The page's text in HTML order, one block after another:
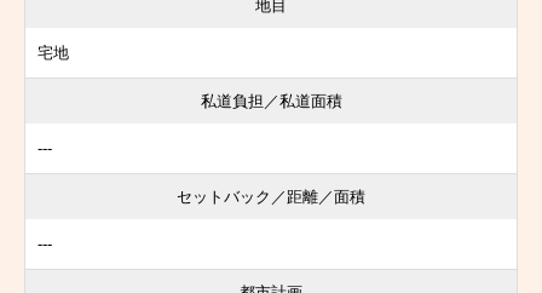
地目
宅地
私道負担／私道面積
---
セットバック／距離／面積
---